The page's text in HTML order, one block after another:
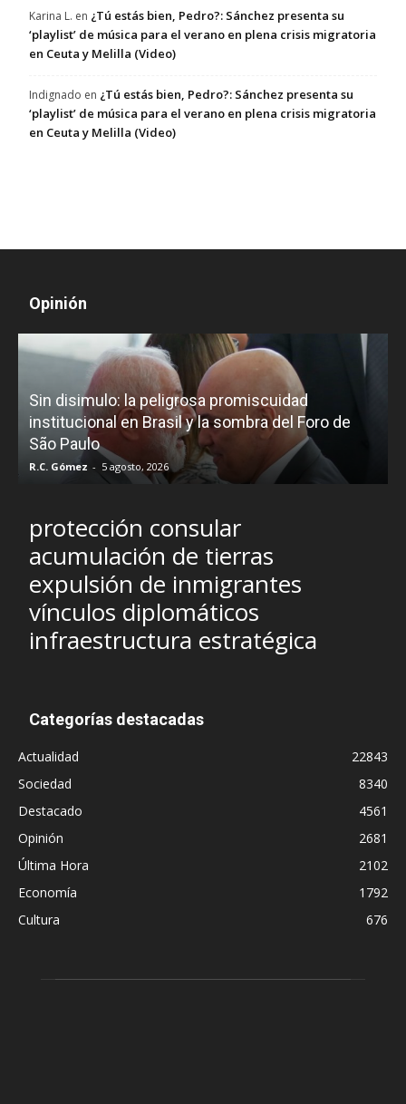
Karina L. en ¿Tú estás bien, Pedro?: Sánchez presenta su
‘playlist’ de música para el verano en plena crisis migratoria
en Ceuta y Melilla (Video)
Indignado en ¿Tú estás bien, Pedro?: Sánchez presenta su
‘playlist’ de música para el verano en plena crisis migratoria
en Ceuta y Melilla (Video)
Opinión
Sin disimulo: la peligrosa promiscuidad
institucional en Brasil y la sombra del Foro de
São Paulo
R.C. Gómez - 5 agosto, 2026
protección consular
acumulación de tierras
expulsión de inmigrantes
vínculos diplomáticos
infraestructura estratégica
Categorías destacadas
Actualidad
22843
Sociedad
8340
Destacado
4561
Opinión
2681
Última Hora
2102
Economía
1792
Cultura
676